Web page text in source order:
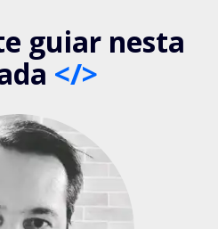
guiar nesta
</>